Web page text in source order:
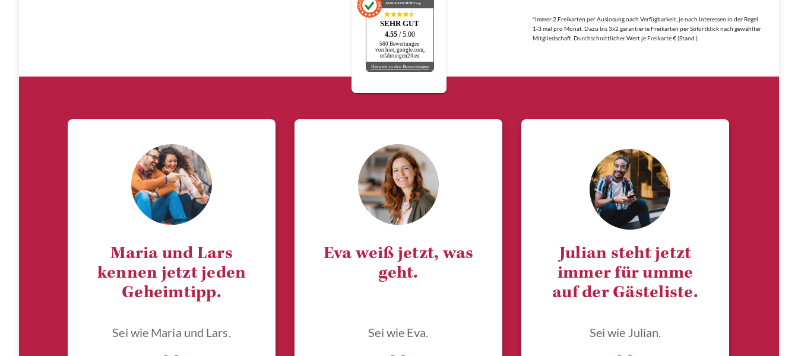
AUSGEZEICHNET.org
SEHR GUT
4.55 / 5.00
560 Bewertungen
von hier, google.com,
erfahrungen24.eu
Hinweis zu den Bewertungen
*Immer 2 Freikarten per Auslosung nach Verfügbarkeit, je nach Interessen in der Regel
1-3 mal pro Monat. Dazu bis 3x2 garantierte Freikarten per Sofortklick nach gewählter
Mitgliedschaft. Durchschnittlicher Wert je Freikarte € (Stand ).
Maria und Lars
kennen jetzt jeden
Geheimtipp.
Sei wie Maria und Lars.
Eva weiß jetzt, was
geht.
Sei wie Eva.
Julian steht jetzt
immer für umme
auf der Gästeliste.
Sei wie Julian.